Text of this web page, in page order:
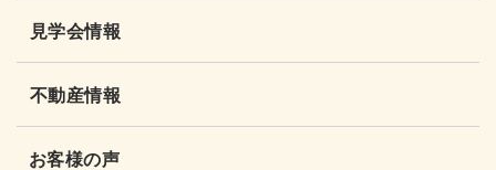
見学会情報
不動産情報
お客様の声